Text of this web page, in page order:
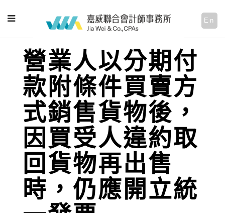
En
營業人以分期付
款附條件買賣方
式銷售貨物後，
因買受人違約取
回貨物再出售
時，仍應開立統